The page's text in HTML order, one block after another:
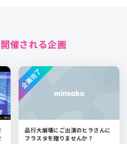
催される企画
品行大崩壊にご出演のヒラさんに
フラスタを贈りませんか？
企画完了